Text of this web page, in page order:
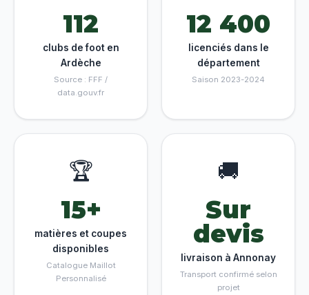
112
clubs de foot en
Ardèche
Source : FFF /
data.gouv.fr
12 400
licenciés dans le
département
Saison 2023-2024
🏆
15+
matières et coupes
disponibles
Catalogue Maillot
Personnalisé
🚚
Sur
devis
livraison à Annonay
Transport confirmé selon
projet